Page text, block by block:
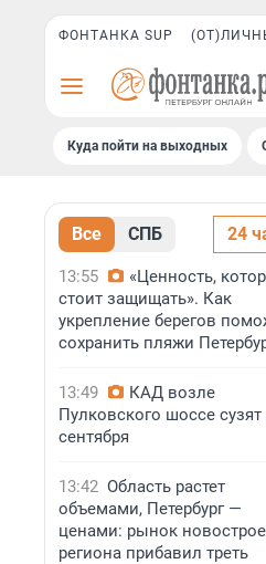
ФОНТАНКА SUP
Куда пойти на выходных
Все СПБ 24
13:55
«Ценность,
стоит защищать». Как
укрепление берегов
сохранить пляжи
13:49
КАД возле
Пулковского шоссе сузят
сентября
13:42 Область растет
объемами, Петербург —
ценами: рынок
региона прибавил треть